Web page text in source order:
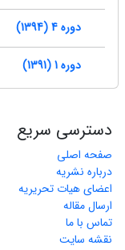
دوره 4 (1394)
دوره 1 (1391)
دسترسی سریع
صفحه اصلی
درباره نشریه
اعضای هیات تحریریه
ارسال مقاله
تماس با ما
نقشه سایت